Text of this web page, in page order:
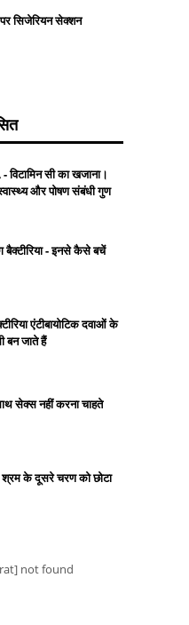
सिजेरियन सेक्शन
विटामिन सी का खजाना।
और पोषण संबंधी गुण
बैक्टीरिया - इनसे कैसे बचें
एंटीबायोटिक दवाओं के
बन जाते हैं
सेक्स नहीं करना चाहते
श्रम के दूसरे चरण को छोटा
not found